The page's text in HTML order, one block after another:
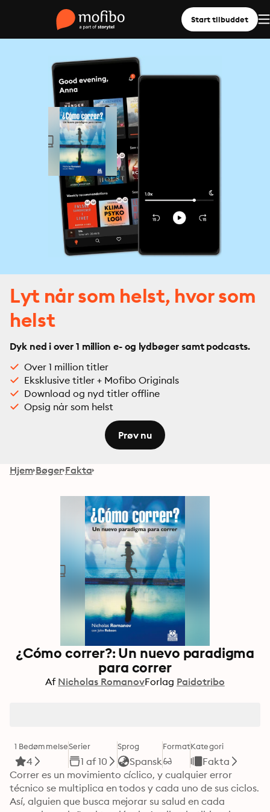
Start tilbuddet
Lyt når som helst, hvor som
helst
Dyk ned i over 1 million e- og lydbøger samt podcasts.
Over 1 million titler
Eksklusive titler + Mofibo Originals
Download og nyd titler offline
Opsig når som helst
Prøv nu
Hjem Bøger Fakta
¿Cómo correr?: Un nuevo paradigma
para correr
Af Nicholas RomanovForlag Paidotribo
1 Bedømmelse
4
Serier
1 af 10
Sprog
Spansk
FormatKategori
Fakta
Correr es un movimiento cíclico, y cualquier error
técnico se multiplica en todos y cada uno de sus ciclos.
Así, alguien que busca mejorar su salud en cada